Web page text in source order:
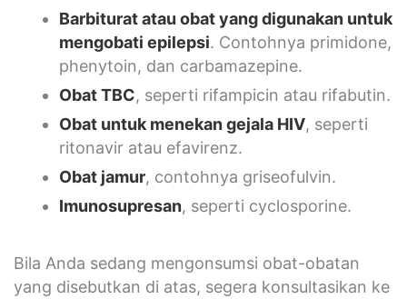
Barbiturat atau obat yang digunakan untuk
mengobati epilepsi. Contohnya primidone,
phenytoin, dan carbamazepine.
Obat TBC, seperti rifampicin atau rifabutin.
Obat untuk menekan gejala HIV, seperti
ritonavir atau efavirenz.
Obat jamur, contohnya griseofulvin.
Imunosupresan, seperti cyclosporine.
Bila Anda sedang mengonsumsi obat-obatan
yang disebutkan di atas, segera konsultasikan ke